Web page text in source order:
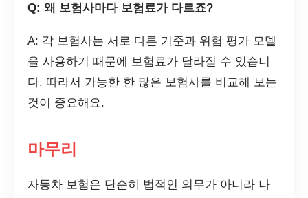
Q: 왜 보험사마다 보험료가 다르죠?
A: 각 보험사는 서로 다른 기준과 위험 평가 모델
을 사용하기 때문에 보험료가 달라질 수 있습니
다. 따라서 가능한 한 많은 보험사를 비교해 보는
것이 중요해요.
마무리
자동차 보험은 단순히 법적인 의무가 아니라 나